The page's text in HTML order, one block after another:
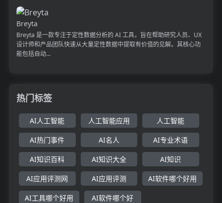
Breyta
Breyta 是一款专注于定性数据分析的 AI 工具，旨在帮助研究人员、UX
设计师和产品团队快速从大量定性数据中提取有价值的见解。其核心功
能包括自动...
热门标签
AI人工智能 人工智能应用 人工智能
AI热门事件 AI名人 AI专业术语
AI知识百科 AI知识大全 AI知识
AI应用评测网 AI应用评测 AI软件哪个好用
AI工具哪个好用 AI软件哪个好